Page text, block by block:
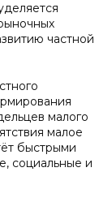
частной
малого
малое
быстрыми
социальные и